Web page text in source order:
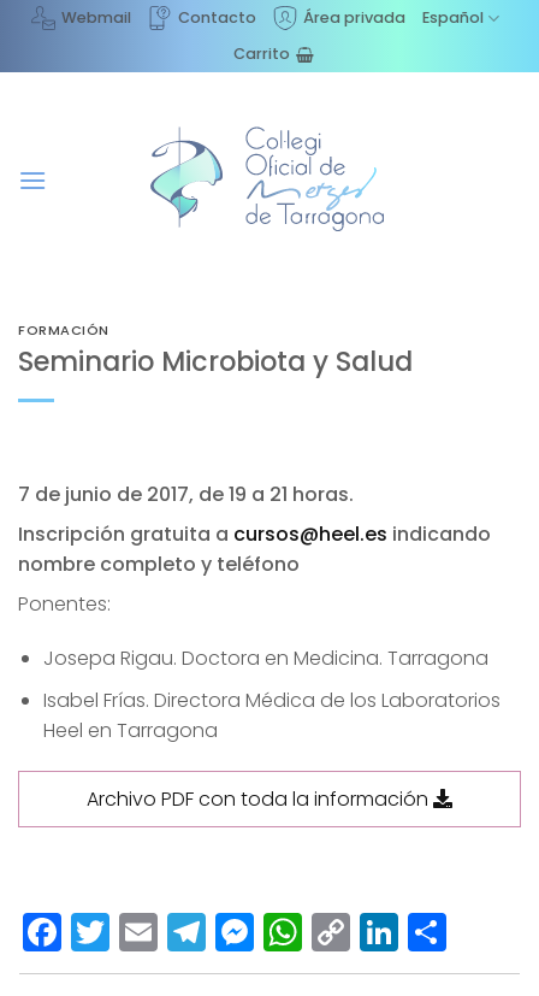
Saltar
contenido
Webmail Contacto Área privada
Español
Carrito
FORMACIÓN
Seminario Microbiota y Salud
7 de junio de 2017, de 19 a 21 horas.
Inscripción gratuita a cursos@heel.es indicando
nombre completo y teléfono
Ponentes:
Josepa Rigau. Doctora en Medicina. Tarragona
Isabel Frías. Directora Médica de los Laboratorios
Heel en Tarragona
Archivo PDF con toda la información
Facebook
Twitter
EmailTelegram
Messenger
WhatsApp
Copy
Link